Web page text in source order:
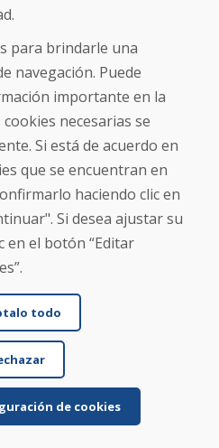
y llegó
era tal como se describía.
usados y los recibimos
Los esquís son usados ...
para brindarle una
navegación. Puede
importante en la
necesarias se
Si está de acuerdo en
que se encuentran en
haciendo clic en
Si desea ajustar su
en el botón “Editar
todo
de cookies